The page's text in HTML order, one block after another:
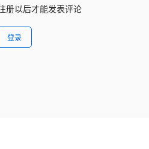
册以后才能发表评论
登录